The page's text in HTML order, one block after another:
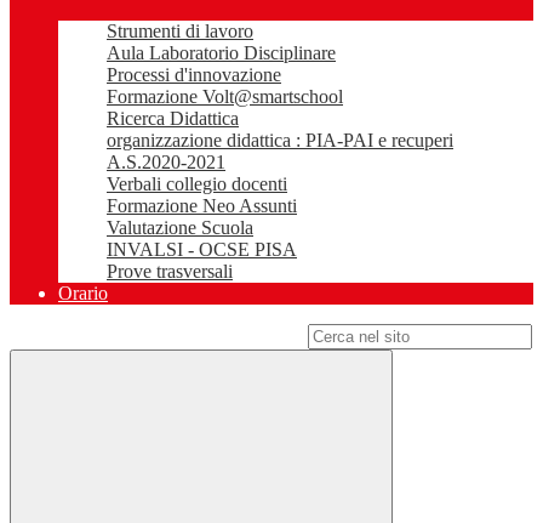
Strumenti di lavoro
Aula Laboratorio Disciplinare
Processi d'innovazione
Formazione Volt@smartschool
Ricerca Didattica
organizzazione didattica : PIA-PAI e recuperi
A.S.2020-2021
Verbali collegio docenti
Formazione Neo Assunti
Valutazione Scuola
INVALSI - OCSE PISA
Prove trasversali
Orario